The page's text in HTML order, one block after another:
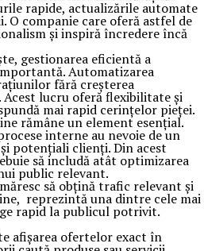
rapide, actualizările automate
O companie care oferă astfel de
și inspiră încredere încă
gestionarea eficientă a
Automatizarea
fără creșterea
lucru oferă flexibilitate și
mai rapid cerințelor pieței.
rămâne un element esențial.
interne au nevoie de un
potențiali clienți. Din acest
să includă atât optimizarea
public relevant.
să obțină trafic relevant și
reprezintă una dintre cele mai
rapid la publicul potrivit.
afișarea ofertelor exact în